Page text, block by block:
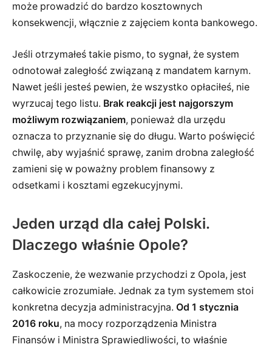
może prowadzić do bardzo kosztownych
konsekwencji, włącznie z zajęciem konta bankowego.
Jeśli otrzymałeś takie pismo, to sygnał, że system
odnotował zaległość związaną z mandatem karnym.
Nawet jeśli jesteś pewien, że wszystko opłaciłeś, nie
wyrzucaj tego listu. Brak reakcji jest najgorszym
możliwym rozwiązaniem, ponieważ dla urzędu
oznacza to przyznanie się do długu. Warto poświęcić
chwilę, aby wyjaśnić sprawę, zanim drobna zaległość
zamieni się w poważny problem finansowy z
odsetkami i kosztami egzekucyjnymi.
Jeden urząd dla całej Polski.
Dlaczego właśnie Opole?
Zaskoczenie, że wezwanie przychodzi z Opola, jest
całkowicie zrozumiałe. Jednak za tym systemem stoi
konkretna decyzja administracyjna. Od 1 stycznia
2016 roku, na mocy rozporządzenia Ministra
Finansów i Ministra Sprawiedliwości, to właśnie